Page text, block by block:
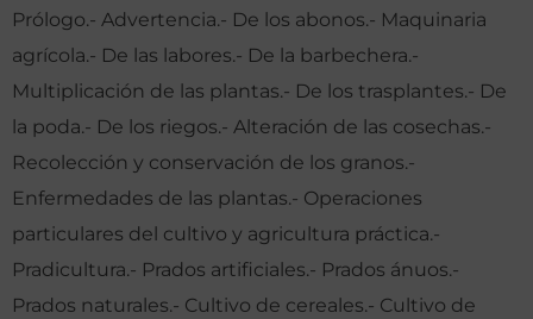
Prólogo.- Advertencia.- De los abonos.- Maquinaria
agrícola.- De las labores.- De la barbechera.-
Multiplicación de las plantas.- De los trasplantes.- De
la poda.- De los riegos.- Alteración de las cosechas.-
Recolección y conservación de los granos.-
Enfermedades de las plantas.- Operaciones
particulares del cultivo y agricultura práctica.-
Pradicultura.- Prados artificiales.- Prados ánuos.-
Prados naturales.- Cultivo de cereales.- Cultivo de